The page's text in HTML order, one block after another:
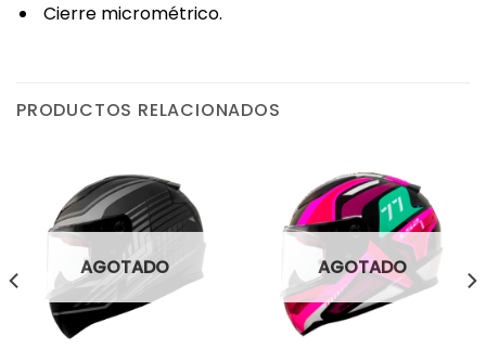
Cierre micrométrico.
PRODUCTOS RELACIONADOS
AGOTADO AGOTADO